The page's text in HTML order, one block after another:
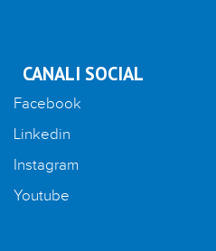
CANALI SOCIAL
Facebook
Linkedin
Instagram
Youtube